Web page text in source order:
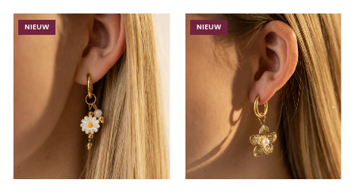
NIEUW NIEUW